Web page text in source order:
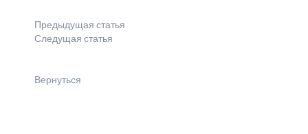
Предыдущая статья
Следущая статья
Вернуться